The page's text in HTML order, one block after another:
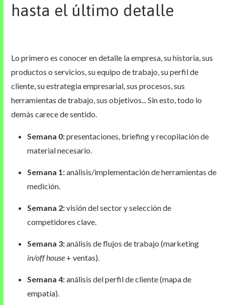
hasta el último detalle
Lo primero es conocer en detalle la empresa, su historia, sus
productos o servicios, su equipo de trabajo, su perfil de
cliente, su estrategia empresarial, sus procesos, sus
herramientas de trabajo, sus objetivos... Sin esto, todo lo
demás carece de sentido.
Semana 0:presentaciones, briefing y recopilación de
material necesario.
Semana 1:análisis/implementación de herramientas de
medición.
Semana 2:visión del sector y selección de
competidores clave.
Semana 3:análisis de flujos de trabajo (marketing
in/off house + ventas).
Semana 4:análisis del perfil de cliente (mapa de
empatía).